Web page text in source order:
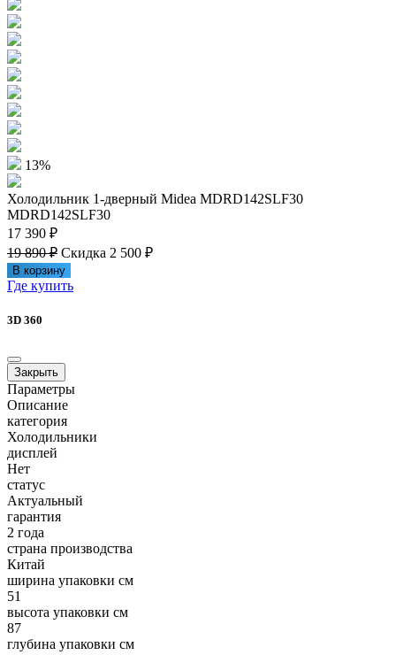
13%
Холодильник 1-дверный Midea MDRD142SLF30
MDRD142SLF30
17 390 ₽
19 890 ₽ Скидка 2 500 ₽
В корзину
Где купить
3D 360
Закрыть
Параметры
Описание
категория
Холодильники
дисплей
Нет
статус
Актуальный
гарантия
2 года
страна производства
Китай
ширина упаковки см
51
высота упаковки см
87
глубина упаковки см